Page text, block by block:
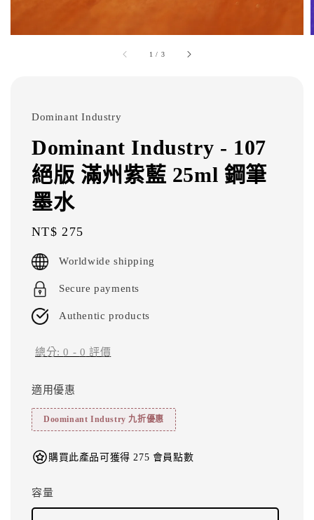
1 / 3
Dominant Industry
Dominant Industry - 107
絕版 滿州紫藍 25ml 鋼筆
墨水
Regular
price
NT$ 275
Worldwide shipping
Secure payments
Authentic products
總分:0 - 0 評價
適用優惠
Doominant Industry 九折優惠
購買此產品可獲得 275 會員點數
容量